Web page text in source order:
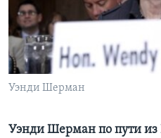
Learning English
СОЦИАЛЬНЫЕ СЕТИ
Языки
Уэнди Шерман
Уэнди Шерман по пути из